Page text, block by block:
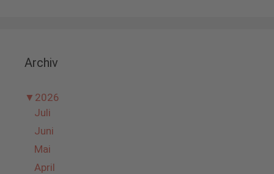
Archiv
▼ 2026
Juli
Juni
Mai
April